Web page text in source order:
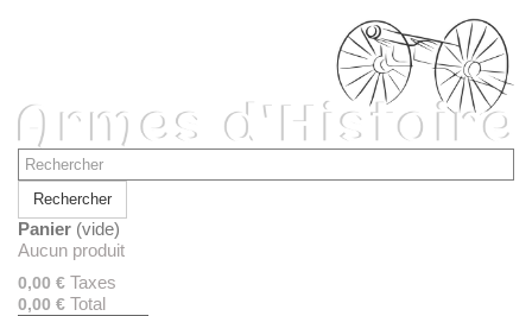
Rechercher
Panier (vide)
Aucun produit
0,00 € Taxes
0,00 € Total